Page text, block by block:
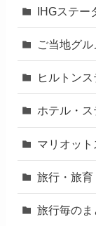
IHGステー
ご当地グ
ヒルトン
ホテル・ス
マリオッ
旅行・旅育
旅行毎のま